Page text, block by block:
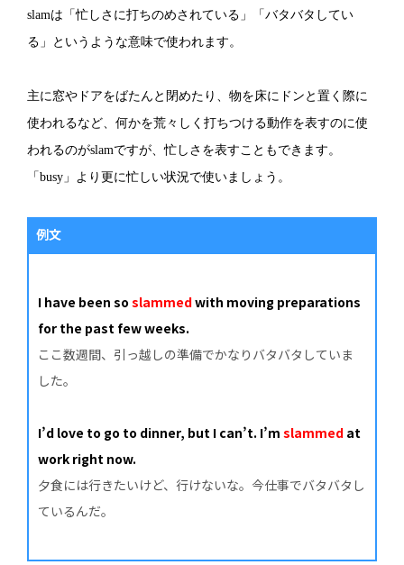
slamは「忙しさに打ちのめされている」「バタバタしてい
る」というような意味で使われます。
主に窓やドアをばたんと閉めたり、物を床にドンと置く際に
使われるなど、何かを荒々しく打ちつける動作を表すのに使
われるのがslamですが、忙しさを表すこともできます。
「busy」より更に忙しい状況で使いましょう。
例文
I have been soslammedwith moving preparations
for the past few weeks.
ここ数週間、引っ越しの準備でかなりバタバタしていま
した。
I’d love to go to dinner, but I can’t. I’mslammed at
work right now.
夕食には行きたいけど、行けないな。今仕事でバタバタし
ているんだ。